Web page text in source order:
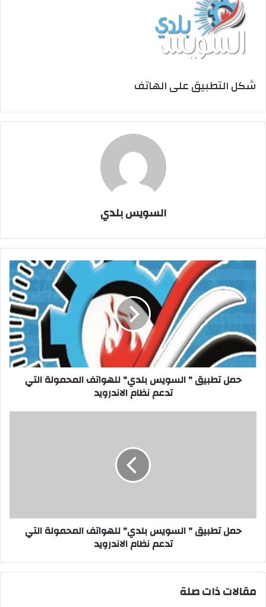
شكل التطبيق على الهاتف
السويس بلدي
السويس
للهواتف
المحمولة
التي
تدعم
نظامحمل تطبيق " السويس بلدي" للهواتف المحمولة التي
تدعم نظام الاندرويد
تدعم
نظامحمل تطبيق " السويس بلدي" للهواتف المحمولة التي
تدعم نظام الاندرويد
مقالات ذات صلة